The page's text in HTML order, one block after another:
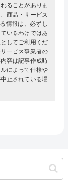
ることがありま
商品・サービス
情報は、必ずし
いるわけではあ
してご利用くだ
ービス事業者の
容は記事作成時
によって仕様や
止されている場